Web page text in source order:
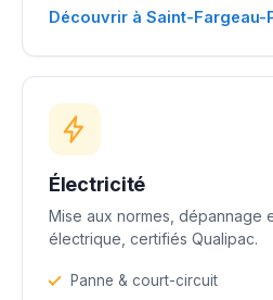
Découvrir à Saint-Fargeau-
Électricité
Mise aux normes, dépannage
électrique, certifiés Qualipac.
Panne & court-circuit